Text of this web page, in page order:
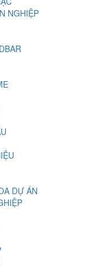
NGHIỆP
DỰ ÁN